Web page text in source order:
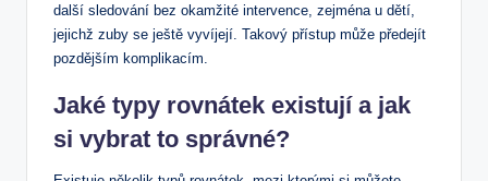
další sledování bez okamžité intervence, zejména u dětí,
jejichž zuby se ještě vyvíjejí. Takový přístup může předejít
pozdějším komplikacím.
Jaké typy rovnátek existují a jak
si vybrat to správné?